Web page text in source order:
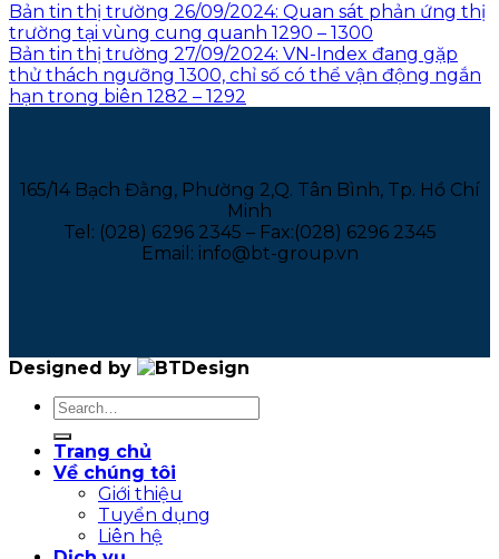
Bản tin thị trường 26/09/2024: Quan sát phản ứng thị
trường tại vùng cung quanh 1290 – 1300
Bản tin thị trường 27/09/2024: VN-Index đang gặp
thử thách ngưỡng 1300, chỉ số có thể vận động ngắn
hạn trong biên 1282 – 1292
165/14 Bạch Đằng, Phường 2,Q. Tân Bình, Tp. Hồ Chí
Minh
Tel: (028) 6296 2345 – Fax:(028) 6296 2345
Email: info@bt-group.vn
Designed by
Trang chủ
Về chúng tôi
Giới thiệu
Tuyển dụng
Liên hệ